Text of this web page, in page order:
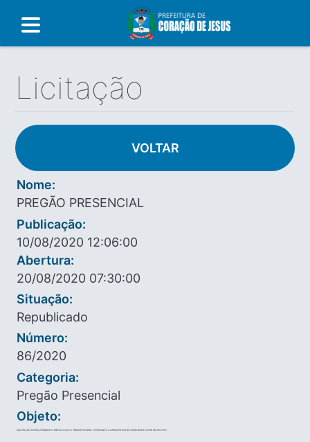
Licitação
VOLTAR
Nome:
PREGÃO PRESENCIAL
Publicação:
10/08/2020 12:06:00
Abertura:
20/08/2020 07:30:00
Situação:
Republicado
Número:
86/2020
Categoria:
Pregão Presencial
Objeto:
AQUISIÇÃO DE EQUIPAMENTO RADIOLOGICO TRANSPORTAVEL DESTINADO A ATENDER AS NECESSIDADES DESTE MUNICIPIO